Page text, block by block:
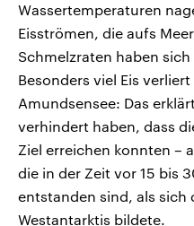
Wassertemperaturen
Eisströmen, die aufs
Schmelzraten haben
Besonders viel Eis
Amundsensee: Das
verhindert haben, dass
Ziel erreichen konnten –
die in der Zeit vor 15 bis
entstanden sind, als sich
Westantarktis bildete.